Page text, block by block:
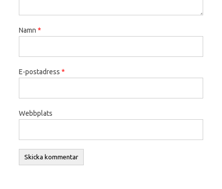
Namn *
E-postadress *
Webbplats